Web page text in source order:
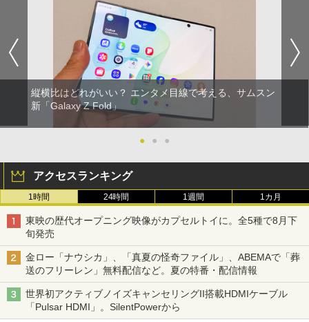
縦横比はどれがいい？ エンタメ目線で考える、サムスン
新「Galaxy Z Fold」
● ● ●
アクセスランキング
1時間 24時間 1週間 1カ月
東映の歴代オープニング映像がカプセルトイに。全5種で8月下
旬発売
金ロー「ナウシカ」、「真夏の怪奇ファイル」、ABEMAで「葬
送のフリーレン」無料配信など。夏の特番・配信情報
世界初アクティブノイズキャンセリングII搭載HDMIケーブル
「Pulsar HDMI」。SilentPowerから